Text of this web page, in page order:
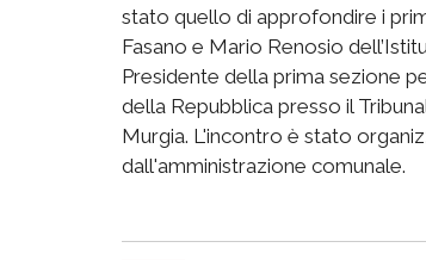
stato quello di approfondire i
Fasano e Mario Renosio
Presidente della prima sezione
della Repubblica presso il
Murgia. L'incontro è stato
dall'amministrazione comunale.